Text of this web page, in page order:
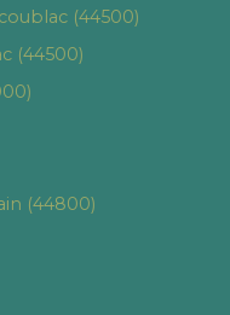
(44500)
(44500)
(44800)